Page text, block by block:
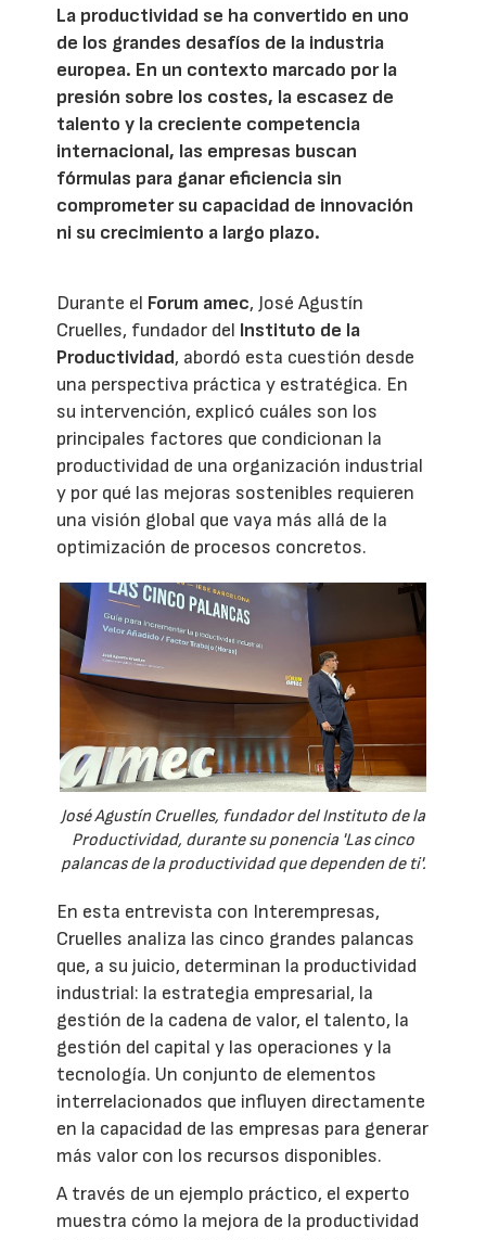
La productividad se ha convertido en uno
de los grandes desafíos de la industria
europea. En un contexto marcado por la
presión sobre los costes, la escasez de
talento y la creciente competencia
internacional, las empresas buscan
fórmulas para ganar eficiencia sin
comprometer su capacidad de innovación
ni su crecimiento a largo plazo.
Durante el Forum amec, José Agustín
Cruelles, fundador del Instituto de la
Productividad, abordó esta cuestión desde
una perspectiva práctica y estratégica. En
su intervención, explicó cuáles son los
principales factores que condicionan la
productividad de una organización industrial
y por qué las mejoras sostenibles requieren
una visión global que vaya más allá de la
optimización de procesos concretos.
José Agustín Cruelles, fundador del Instituto de la
Productividad, durante su ponencia 'Las cinco
palancas de la productividad que dependen de ti'.
En esta entrevista con Interempresas,
Cruelles analiza las cinco grandes palancas
que, a su juicio, determinan la productividad
industrial: la estrategia empresarial, la
gestión de la cadena de valor, el talento, la
gestión del capital y las operaciones y la
tecnología. Un conjunto de elementos
interrelacionados que influyen directamente
en la capacidad de las empresas para generar
más valor con los recursos disponibles.
A través de un ejemplo práctico, el experto
muestra cómo la mejora de la productividad